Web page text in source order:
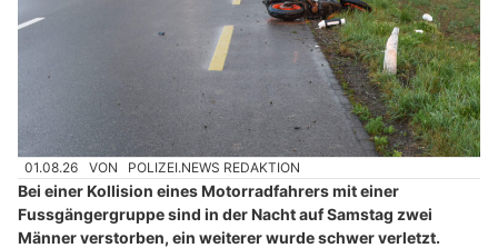
01.08.26 VON POLIZEI.NEWS REDAKTION
Bei einer Kollision eines Motorradfahrers mit einer
Fussgängergruppe sind in der Nacht auf Samstag zwei
Männer verstorben, ein weiterer wurde schwer verletzt.